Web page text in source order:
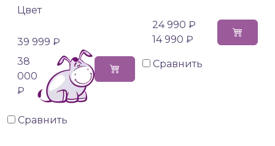
Цвет
39 999 ₽
38
000
₽
Сравнить
24 990 ₽
14 990 ₽
Сравнить